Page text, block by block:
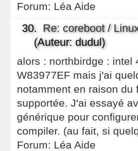
Forum: Léa Aide
30. Re: coreboot /
(Auteur: dudul)
alors : northbirdge : intel
W83977EF mais j'ai
notamment en raison
supportée. J'ai essayé
générique pour
compiler. (au fait, si
Forum: Léa Aide